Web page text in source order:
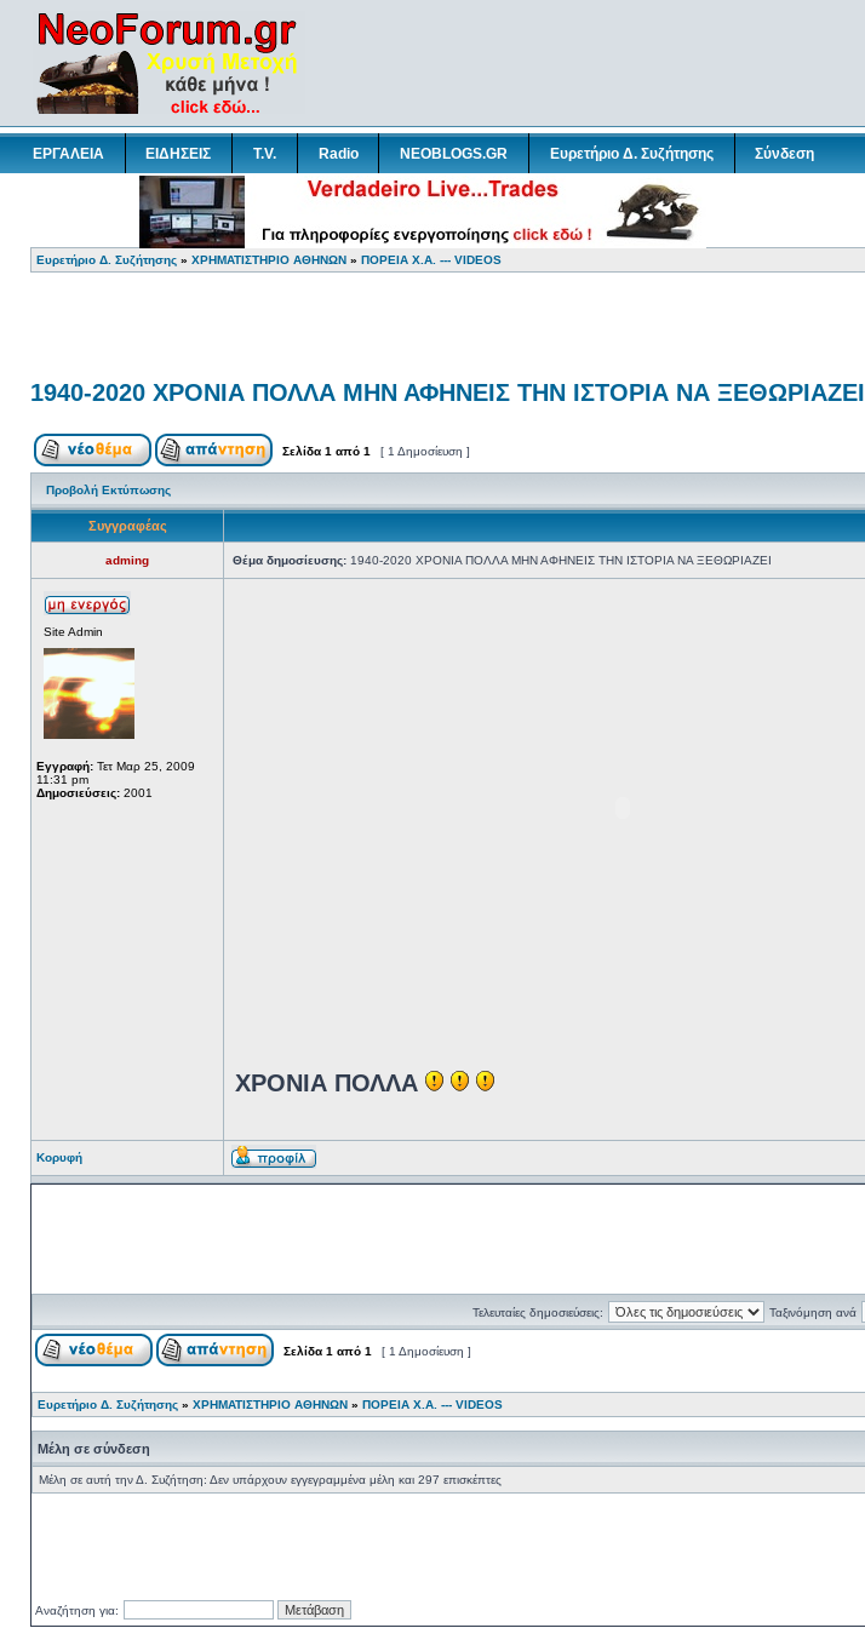
ΕΡΓΑΛΕΙΑ ΕΙΔΗΣΕΙΣ T.V. Radio NEOBLOGS.GR Ευρετήριο Δ. Συζήτησης Σύνδεση
Ευρετήριο Δ. Συζήτησης » ΧΡΗΜΑΤΙΣΤΗΡΙΟ ΑΘΗΝΩΝ » ΠΟΡΕΙΑ Χ.Α. --- VIDEOS
1940-2020 ΧΡΟΝΙΑ ΠΟΛΛΑ ΜΗΝ ΑΦΗΝΕΙΣ ΤΗΝ ΙΣΤΟΡΙΑ ΝΑ ΞΕΘΩΡΙΑΖΕΙ
Σελίδα 1 από 1 [ 1 Δημοσίευση ]
Προβολή Εκτύπωσης
Συγγραφέας
adming Θέμα δημοσίευσης: 1940-2020 ΧΡΟΝΙΑ ΠΟΛΛΑ ΜΗΝ ΑΦΗΝΕΙΣ ΤΗΝ ΙΣΤΟΡΙΑ ΝΑ ΞΕΘΩΡΙΑΖΕΙ
Site Admin
Εγγραφή: Τετ Μαρ 25, 2009
11:31 pm
Δημοσιεύσεις: 2001
ΧΡΟΝΙΑ ΠΟΛΛΑ
Κορυφή
Τελευταίες δημοσιεύσεις: Ταξινόμηση ανά
Σελίδα 1 από 1 [ 1 Δημοσίευση ]
Ευρετήριο Δ. Συζήτησης » ΧΡΗΜΑΤΙΣΤΗΡΙΟ ΑΘΗΝΩΝ » ΠΟΡΕΙΑ Χ.Α. --- VIDEOS
Μέλη σε σύνδεση
Μέλη σε αυτή την Δ. Συζήτηση: Δεν υπάρχουν εγγεγραμμένα μέλη και 297 επισκέπτες
Αναζήτηση για: